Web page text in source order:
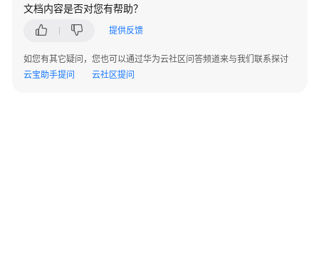
参
常
见
文档内容是否对您有帮助？
提供反馈
如您有其它疑问，您也可以通过华为云社区问答频道来与我们联系探讨
云宝助手提问
云社区提问